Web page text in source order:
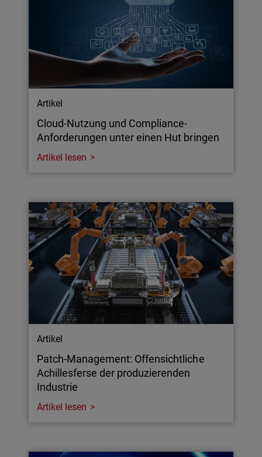
Artikel
Cloud-Nutzung und Compliance-
Anforderungen unter einen Hut bringen
Artikel lesen
Artikel
Patch-Management: Offensichtliche
Achillesferse der produzierenden
Industrie
Artikel lesen